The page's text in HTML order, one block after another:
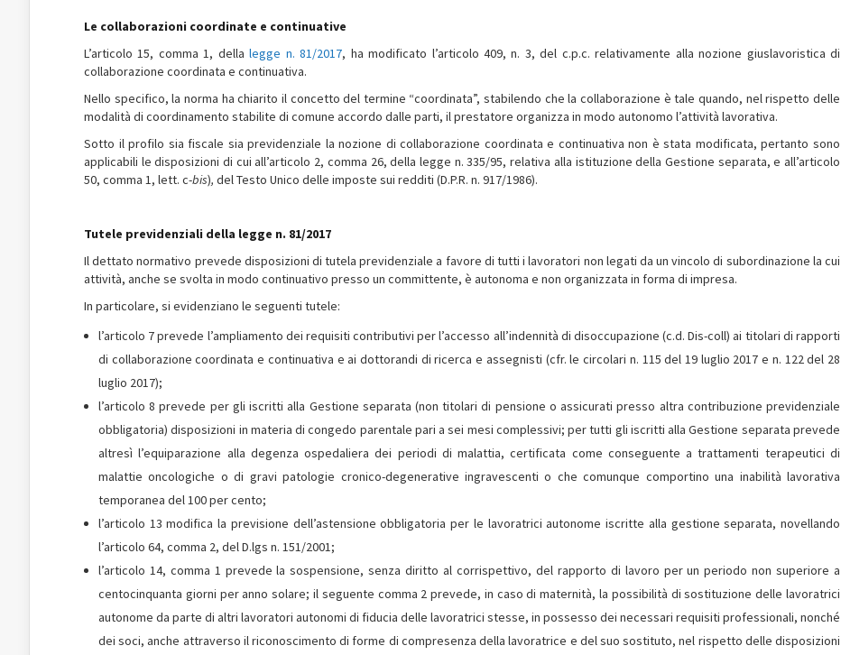
Le collaborazioni coordinate e continuative
L’articolo 15, comma 1, dellalegge n. 81/2017, ha modificato l’articolo 409, n. 3, del c.p.c. relativamente alla nozione giuslavoristica di
collaborazione coordinata e continuativa.
Nello specifico, la norma ha chiarito il concetto del termine “coordinata”, stabilendo che la collaborazione è tale quando, nel rispetto delle
modalità di coordinamento stabilite di comune accordo dalle parti, il prestatore organizza in modo autonomo l’attività lavorativa.
Sotto il profilo sia fiscale sia previdenziale la nozione di collaborazione coordinata e continuativa non è stata modificata, pertanto sono
applicabili le disposizioni di cui all’articolo 2, comma 26, della legge n. 335/95, relativa alla istituzione della Gestione separata, e all’articolo
50, comma 1, lett. c-bis), del Testo Unico delle imposte sui redditi (D.P.R. n. 917/1986).
Tutele previdenziali della legge n. 81/2017
Il dettato normativo prevede disposizioni di tutela previdenziale a favore di tutti i lavoratori non legati da un vincolo di subordinazione la cui
attività, anche se svolta in modo continuativo presso un committente, è autonoma e non organizzata in forma di impresa.
In particolare, si evidenziano le seguenti tutele:
l’articolo 7 prevede l’ampliamento dei requisiti contributivi per l’accesso all’indennità di disoccupazione (c.d. Dis-coll) ai titolari di rapporti
di collaborazione coordinata e continuativa e ai dottorandi di ricerca e assegnisti (cfr. le circolari n. 115 del 19 luglio 2017 e n. 122 del 28
luglio 2017);
l’articolo 8 prevede per gli iscritti alla Gestione separata (non titolari di pensione o assicurati presso altra contribuzione previdenziale
obbligatoria) disposizioni in materia di congedo parentale pari a sei mesi complessivi; per tutti gli iscritti alla Gestione separata prevede
altresì l’equiparazione alla degenza ospedaliera dei periodi di malattia, certificata come conseguente a trattamenti terapeutici di
malattie oncologiche o di gravi patologie cronico-degenerative ingravescenti o che comunque comportino una inabilità lavorativa
temporanea del 100 per cento;
l’articolo 13 modifica la previsione dell’astensione obbligatoria per le lavoratrici autonome iscritte alla gestione separata, novellando
l’articolo 64, comma 2, del D.lgs n. 151/2001;
l’articolo 14, comma 1 prevede la sospensione, senza diritto al corrispettivo, del rapporto di lavoro per un periodo non superiore a
centocinquanta giorni per anno solare; il seguente comma 2 prevede, in caso di maternità, la possibilità di sostituzione delle lavoratrici
autonome da parte di altri lavoratori autonomi di fiducia delle lavoratrici stesse, in possesso dei necessari requisiti professionali, nonché
dei soci, anche attraverso il riconoscimento di forme di compresenza della lavoratrice e del suo sostituto, nel rispetto delle disposizioni